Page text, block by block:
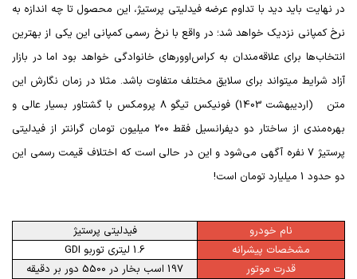
در نهایت باید دید با تداوم عرضه فیدلیتی پرستیژ، این محصول تا چه اندازه به
نرخ کمپانی نزدیک خواهد شد؛ در واقع با نرخ رسمی کمپانی این یکی از بهترین
انتخاب‌ها برای علاقه‌مندان به کراس‌اوورهای خانوادگی خواهد بود اما در بازار
آزاد شرایط میتواند برای سلایق مختلف متفاوت باشد. مثلا در زمان نگارش این
متن (اردیبهشت 1403) فونیکس تیگو 8 پرومکس با گشتاور بسیار عالی و
بهره‌مندی از ساختار دو دیفرانسیل فقط 200 میلیون تومان گرانتر از فیدلیتی
پرستیژ 7 نفره آگهی می‌شود و این در حالی است که اختلاف قیمت رسمی این
دو حدود 1 میلیارد تومان است!
نام خودرو
فیدلیتی پرستیژ
مشخصات پیشرانه
1.6 لیتری توربو
GDI
قدرت موتور
197 اسب بخار در 5500 دور بر دقیقه